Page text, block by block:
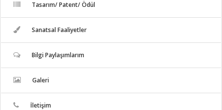
Tasarım/ Patent/ Ödül
Sanatsal Faaliyetler
Bilgi Paylaşımlarım
Galeri
İletişim